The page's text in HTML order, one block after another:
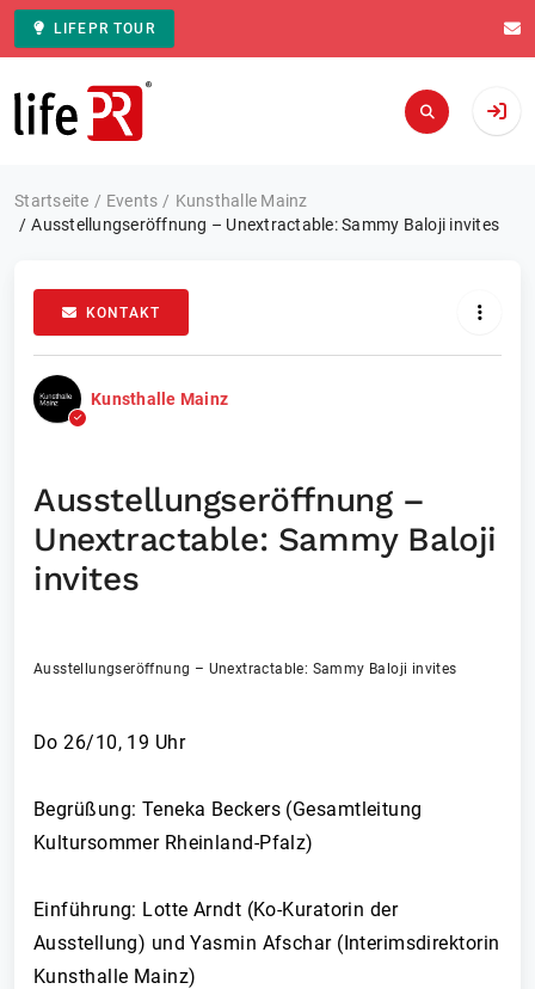
LIFEPR TOUR
Zur Startseite
Startseite Events
Kunsthalle Mainz
Ausstellungseröffnung – Unextractable: Sammy Baloji invites
KONTAKT
Kunsthalle Mainz
Ausstellungseröffnung –
Unextractable: Sammy Baloji
invites
Ausstellungseröffnung – Unextractable: Sammy Baloji invites
Do 26/10, 19 Uhr
Begrüßung: Teneka Beckers (Gesamtleitung
Kultursommer Rheinland-Pfalz)
Einführung: Lotte Arndt (Ko-Kuratorin der
Ausstellung) und Yasmin Afschar (Interimsdirektorin
Kunsthalle Mainz)